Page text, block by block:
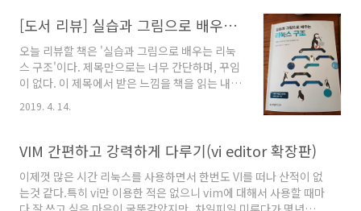
고싶은 것 중 하나로 오픈소스 컨트리뷰션이 있
으니 그런 기회가 올 것..
움마저 안겨준 UI를 보여주기도 하였다. 그러한
는 다시 재정비를 하여 OSX의 버전업을 하면서
우리에게 다가왔고, 지금은 개인 사용자들에게
(특히 개발자나 크리에이터를 중심으로) 윈도우
보다도 macOS를 선호하도록 만들었다. 나 역시
사용하였고, 그 사이에 리눅스도 많이 익숙하도..
[도서 리뷰] 실습과 그림으로 배우는 리눅스 구조
오늘 리뷰할 책은 '실습과 그림으로 배우는 리눅
스 구조'이다. 제목만으로는 너무 간단하며, 꾸임
이 없다. 이 제목에서 받은 느낌을 책을 읽는 내내
느꼈다. 바로 담백하나, 친절하다는 점이다. 설명
이 필요한 것을 가급적 모두 설명하고 있으며, 그
스러워지기 때문이다. 또한 화려하거나 꾸민것은
별로 없지만, 보기에 편안했다. 요즘 뜨고 있는
Medium 블로그 같다고 할까나. 그리고 부제로
있는 '개발자가 알아야 하는 OS와 하드웨어의 기
2019. 4. 14.
VIM 간편하고 강력하게 다루기(vi editor 확장판)
이제껏 많은 시간 리눅스를 사용하면서 한번도 VI를 떠나 산적이 없
는것 같다.특히 vi만 이용한 적은 없으니 vim에 대해서 사용할 때마